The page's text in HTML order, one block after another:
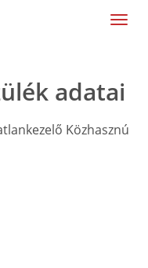
adatai
Közhasznú